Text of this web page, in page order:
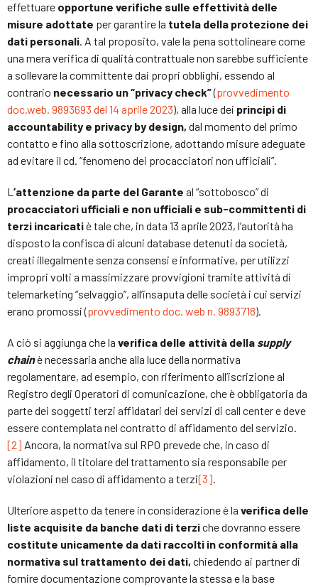
effettuare opportune verifiche sulle effettività delle
misure adottate per garantire la tutela della protezione dei
dati personali . A tal proposito, vale la pena sottolineare come
una mera verifica di qualità contrattuale non sarebbe sufficiente
a sollevare la committente dai propri obblighi, essendo al
contrario necessario un “privacy check”(provvedimento
doc.web. 9893693 del 14 aprile 2023), alla luce dei principi di
accountability e privacy by design, dal momento del primo
contatto e fino alla sottoscrizione, adottando misure adeguate
ad evitare il cd. “fenomeno dei procacciatori non ufficiali”.
L ’attenzione da parte del Garante al “sottobosco” di
procacciatori ufficiali e non ufficiali e sub-committenti di
terzi incaricatiè tale che, in data 13 aprile 2023, l’autorità ha
disposto la confisca di alcuni database detenuti da società,
creati illegalmente senza consensi e informative, per utilizzi
impropri volti a massimizzare provvigioni tramite attività di
telemarketing “selvaggio”, all’insaputa delle società i cui servizi
erano promossi (provvedimento doc. web n. 9893718).
A ciò si aggiunga che la verifica delle attività della supply
chainè necessaria anche alla luce della normativa
regolamentare, ad esempio, con riferimento all’iscrizione al
Registro degli Operatori di comunicazione, che è obbligatoria da
parte dei soggetti terzi affidatari dei servizi di call center e deve
essere contemplata nel contratto di affidamento del servizio.
[2] Ancora, la normativa sul RPO prevede che, in caso di
affidamento, il titolare del trattamento sia responsabile per
violazioni nel caso di affidamento a terzi[3]
Ulteriore aspetto da tenere in considerazione è la verifica delle
liste acquisite da banche dati di terziche dovranno essere
costitute unicamente da dati raccolti in conformità alla
normativa sul trattamento dei dati, chiedendo ai partner di
fornire documentazione comprovante la stessa e la base